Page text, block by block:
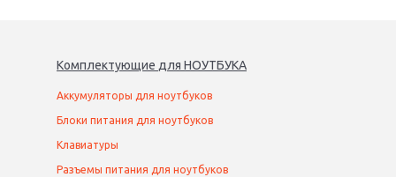
Комплектующие для НОУТБУКА
Аккумуляторы для ноутбуков
Блоки питания для ноутбуков
Клавиатуры
Разъемы питания для ноутбуков